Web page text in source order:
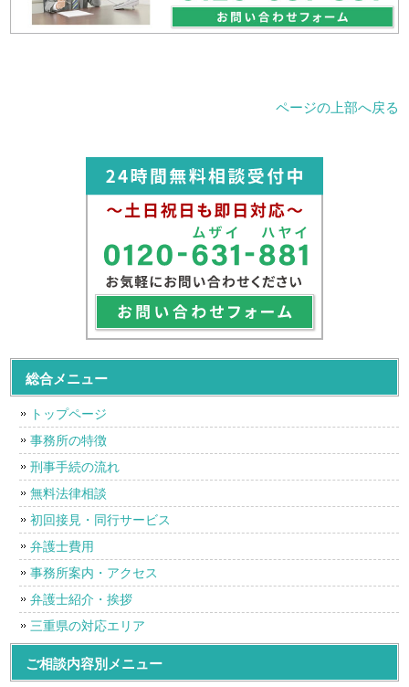
ページの上部へ戻る
総合メニュー
トップページ
事務所の特徴
刑事手続の流れ
無料法律相談
初回接見・同行サービス
弁護士費用
事務所案内・アクセス
弁護士紹介・挨拶
三重県の対応エリア
ご相談内容別メニュー